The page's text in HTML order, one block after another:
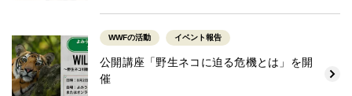
WWFの活動 イベント報告
公開講座「野生ネコに迫る危機とは」を開
催